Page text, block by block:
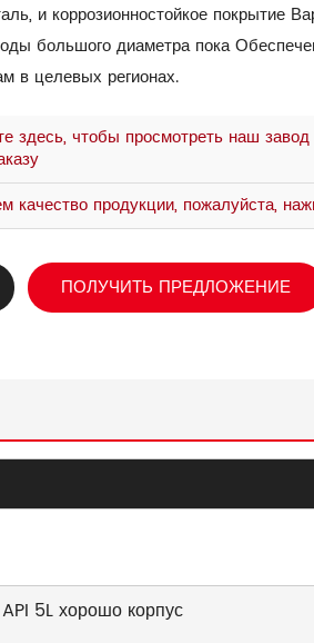
и коррозионностойкое покрытие
большого диаметра пока
в целевых регионах.
здесь, чтобы просмотреть наш завод
качество продукции, пожалуйста,
ПОЛУЧИТЬ ПРЕДЛОЖЕНИЕ
5L хорошо корпус